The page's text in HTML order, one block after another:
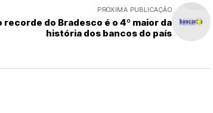
PRÓXIMA PUBLICAÇÃO
recorde do Bradesco é o 4º maior da
história dos bancos do país